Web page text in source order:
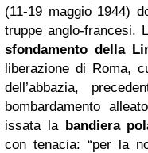
(11-19 maggio 1944)
truppe anglo-francesi.
sfondamento della
liberazione di Roma,
dell’abbazia,
bombardamento
issata la bandiera
con tenacia: “per la